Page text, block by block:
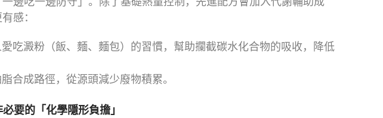
感：
吃澱粉（飯、麵、麵包）的習慣，幫助攔截碳水化合物的吸收，降低
合成路徑，從源頭減少廢物積累。
要的「化學隱形負擔」